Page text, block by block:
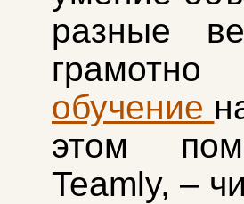
разные
обучение
этом
Teamly, –